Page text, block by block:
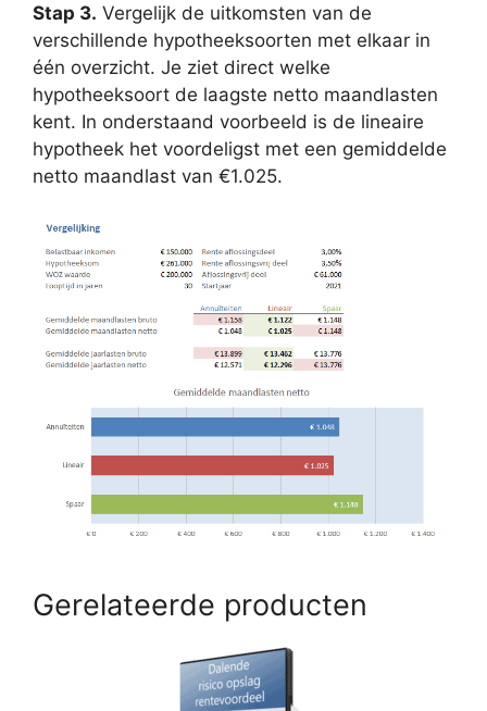
Stap 3. Vergelijk de uitkomsten van de
verschillende hypotheeksoorten met elkaar in
één overzicht. Je ziet direct welke
hypotheeksoort de laagste netto maandlasten
kent. In onderstaand voorbeeld is de lineaire
hypotheek het voordeligst met een gemiddelde
netto maandlast van €1.025.
Gerelateerde producten